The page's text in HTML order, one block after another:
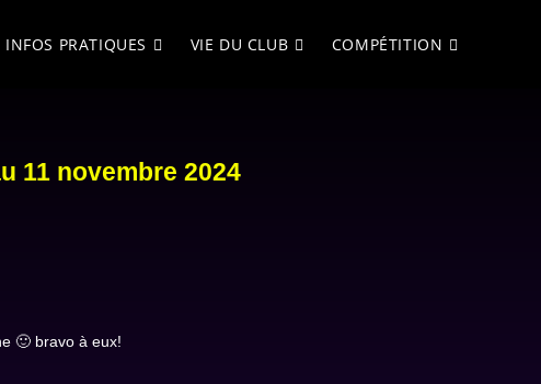
INFOS PRATIQUES VIE DU CLUB COMPÉTITION
11 novembre 2024
🙂 bravo à eux!